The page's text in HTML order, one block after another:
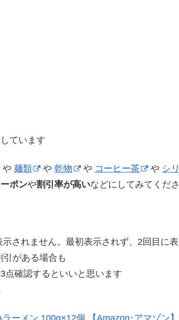
ています
や 麺類 や 乾物 や コーヒー茶 や シ
ポンや割引率が高いなどにしてみてくだ
されません。最初表示されず、2回目に
がある場合も
点確認するといいと思います